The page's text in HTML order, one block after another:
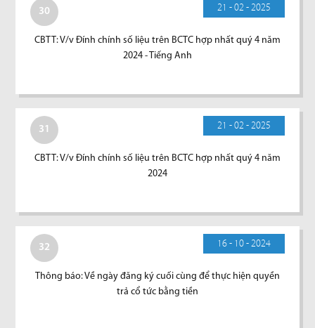
30 21 - 02 - 2025
CBTT: V/v Đính chính số liệu trên BCTC hợp nhất quý 4 năm
2024 - Tiếng Anh
31 21 - 02 - 2025
CBTT: V/v Đính chính số liệu trên BCTC hợp nhất quý 4 năm
2024
32 16 - 10 - 2024
Thông báo: Về ngày đăng ký cuối cùng để thực hiện quyền
trả cổ tức bằng tiền